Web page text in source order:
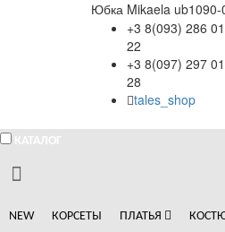
Юбка Mikaela ub1090-
+3 8(093) 286 01
22
+3 8(097) 297 01
28
tales_shop
КАТАЛОГ
NEW КОРСЕТЫ ПЛАТЬЯ